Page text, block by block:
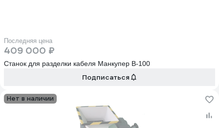
Последняя цена
409 000 ₽
Станок для разделки кабеля Манкупер B-100
Подписаться
Нет в наличии